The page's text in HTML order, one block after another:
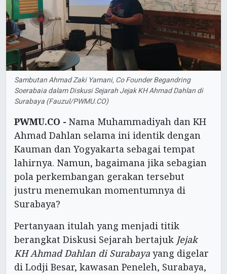
Sambutan Ahmad Zaki Yamani, Co Founder Begandring
Soerabaia dalam Diskusi Sejarah Jejak KH Ahmad Dahlan di
Surabaya (Fauzul/PWMU.CO)
PWMU.CO - Nama Muhammadiyah dan KH
Ahmad Dahlan selama ini identik dengan
Kauman dan Yogyakarta sebagai tempat
lahirnya. Namun, bagaimana jika sebagian
pola perkembangan gerakan tersebut
justru menemukan momentumnya di
Surabaya?
Pertanyaan itulah yang menjadi titik
berangkat Diskusi Sejarah bertajuk Jejak
KH Ahmad Dahlan di Surabaya yang digelar
di Lodji Besar, kawasan Peneleh, Surabaya,